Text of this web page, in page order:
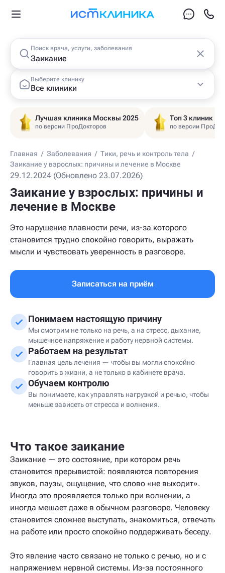
Поиск врача, услуги, заболевания
Выберите клинику
Все клиники
Лучшая клиника Москвы 2025
по версии ПроДокторов
Топ 3 клиник
по версии
Главная / Заболевания / Тики, речь и контроль тела /
Заикание у взрослых: причины и лечение в Москве
29.12.2024 (Обновлено 23.07.2026)
Заикание у взрослых: причины и
лечение в Москве
Это нарушение плавности речи, из-за которого
становится трудно спокойно говорить, выражать
мысли и чувствовать уверенность в разговоре.
Записаться на приём
Понимаем настоящую причину
Мы смотрим не только на речь, а на стресс, дыхание,
мышечное напряжение и работу нервной системы.
Работаем на результат
Главная цель лечения — чтобы вы могли спокойно
говорить в жизни, а не только в кабинете врача.
Обучаем контролю
Вы понимаете, как управлять нагрузкой и речью, чтобы
меньше зависеть от стресса и волнения.
Что такое заикание
Заикание — это состояние, при котором речь
становится прерывистой: появляются повторения
звуков, паузы, ощущение, что слово «не выходит».
Иногда это проявляется только при волнении, а
иногда мешает даже в обычном разговоре. Человеку
становится сложнее выступать, знакомиться, отвечать
на работе или просто спокойно поддерживать беседу.
Это явление часто связано не только с речью, но и с
напряжением нервной системы. Из-за постоянного